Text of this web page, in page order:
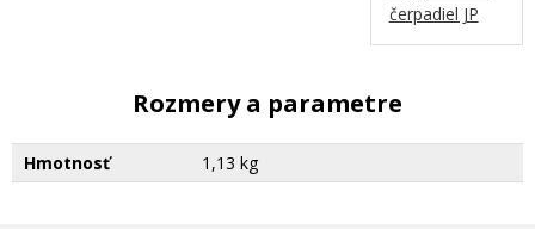
čerpadiel JP
Rozmery a parametre
Hmotnosť 1,13 kg